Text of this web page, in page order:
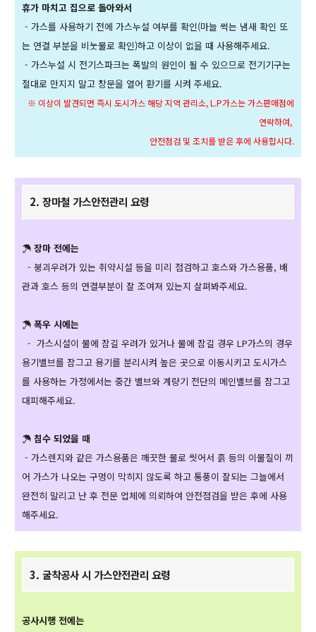
휴가 마치고 집으로 돌아와서
- 가스를 사용하기 전에 가스누설 여부를 확인(마늘 썩는 냄새 확인 또
는 연결 부분을 비눗물로 확인)하고 이상이 없을 때 사용해주세요.
- 가스누설 시 전기스파크는 폭발의 원인이 될 수 있으므로 전기기구는
절대로 만지지 말고 창문을 열어 환기를 시켜 주세요.
※ 이상이 발견되면 즉시 도시가스 해당 지역 관리소, L.P가스는 가스판매점에
연락하여,
안전점검 및 조치를 받은 후에 사용합시다.
2. 장마철 가스안전관리 요령
☂ 장마 전에는
- 붕괴우려가 있는 취약시설 등을 미리 점검하고 호스와 가스용품, 배
관과 호스 등의 연결부분이 잘 조여져 있는지 살펴봐주세요.
☂ 폭우 시에는
- 가스시설이 물에 잠길 우려가 있거나 물에 잠길 경우 LP가스의 경우
용기밸브를 잠그고 용기를 분리시켜 높은 곳으로 이동시키고 도시가스
를 사용하는 가정에서는 중간 밸브와 계량기 전단의 메인밸브를 잠그고
대피해주세요.
☂ 침수 되었을 때
- 가스렌지와 같은 가스용품은 깨끗한 물로 씻어서 흙 등의 이물질이 끼
어 가스가 나오는 구멍이 막히지 않도록 하고 통풍이 잘되는 그늘에서
완전히 말리고 난 후 전문 업체에 의뢰하여 안전점검을 받은 후에 사용
해주세요.
3. 굴착공사 시 가스안전관리 요령
공사시행 전에는